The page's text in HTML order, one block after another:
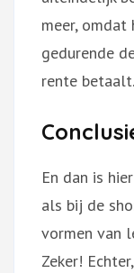
meer,
gedurende
rente betaalt.
En dan is
als bij de
vormen van
Zeker!